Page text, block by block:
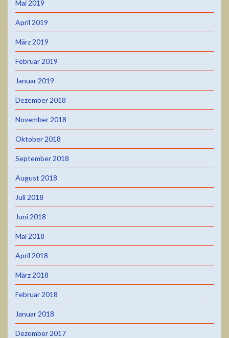
Mai 2019
April 2019
März 2019
Februar 2019
Januar 2019
Dezember 2018
November 2018
Oktober 2018
September 2018
August 2018
Juli 2018
Juni 2018
Mai 2018
April 2018
März 2018
Februar 2018
Januar 2018
Dezember 2017